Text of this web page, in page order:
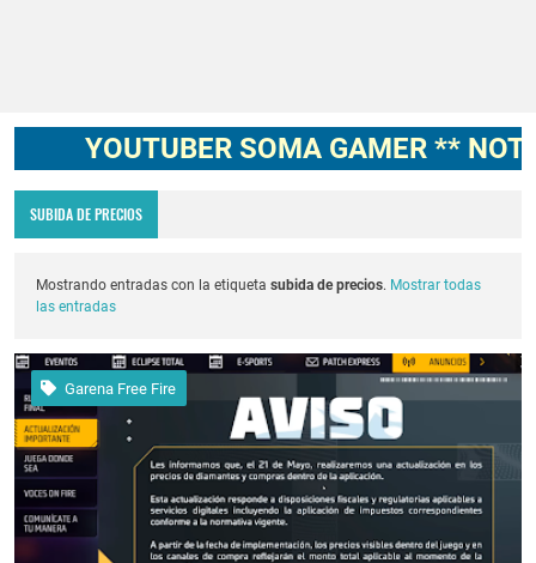
YOUTUBER SOMA GAMER **
SUBIDA DE PRECIOS
Mostrando entradas con la etiqueta subida de precios. Mostrar todas
las entradas
Garena Free Fire